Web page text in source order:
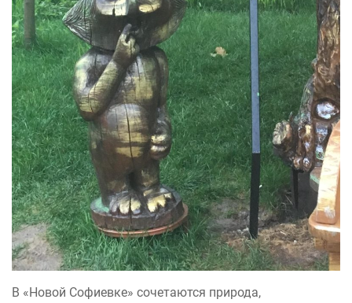
В «Новой Софиевке» сочетаются природа,